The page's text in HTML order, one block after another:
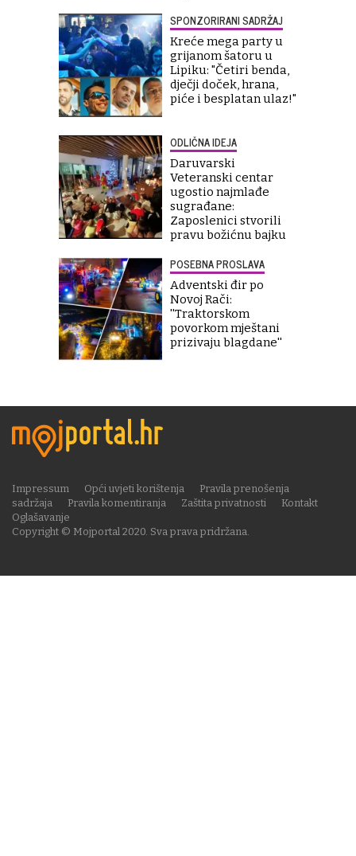
SPONZORIRANI SADRŽAJ
Kreće mega party u
grijanom šatoru u
Lipiku: "Četiri benda,
dječji doček, hrana,
piće i besplatan ulaz!"
ODLIČNA IDEJA
Daruvarski
Veteranski centar
ugostio najmlađe
sugrađane:
Zaposlenici stvorili
pravu božićnu bajku
POSEBNA PROSLAVA
Adventski đir po
Novoj Rači:
''Traktorskom
povorkom mještani
prizivaju blagdane''
Copyright © Mojportal 2020. Sva prava pridržana.
Impressum Opći uvjeti korištenja
Pravila prenošenja
sadržaja
Pravila komentiranja Zaštita privatnosti
Kontakt
Oglašavanje